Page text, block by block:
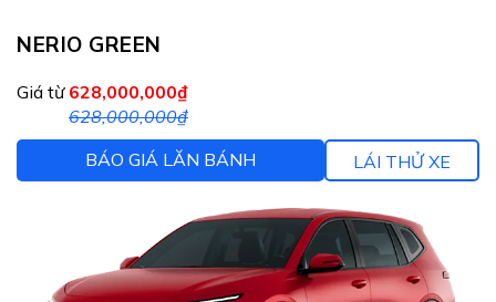
NERIO GREEN
Giá từ 628,000,000₫
628,000,000₫
BÁO GIÁ LĂN BÁNH
LÁI THỬ XE